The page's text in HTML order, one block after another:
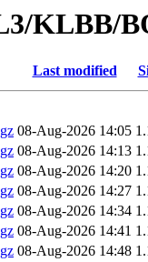
KLBB/
Last modified
08-Aug-2026 14:05
08-Aug-2026 14:13
08-Aug-2026 14:20
08-Aug-2026 14:27
08-Aug-2026 14:34
08-Aug-2026 14:41
08-Aug-2026 14:48